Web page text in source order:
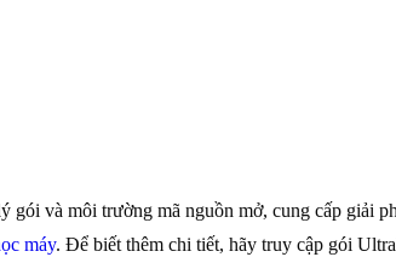
và môi trường mã nguồn mở, cung cấp giải
máy. Để biết thêm chi tiết, hãy truy cập gói